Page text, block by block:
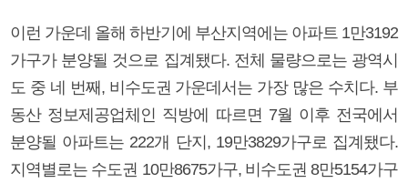
이런 가운데 올해 하반기에 부산지역에는 아파트 1만3192
가구가 분양될 것으로 집계됐다. 전체 물량으로는 광역시
도 중 네 번째, 비수도권 가운데서는 가장 많은 수치다. 부
동산 정보제공업체인 직방에 따르면 7월 이후 전국에서
분양될 아파트는 222개 단지, 19만3829가구로 집계됐다.
지역별로는 수도권 10만8675가구, 비수도권 8만5154가구